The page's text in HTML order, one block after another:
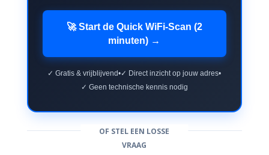
🚀 Start de Quick WiFi-Scan (2
minuten) →
✓ Gratis & vrijblijvend•✓ Direct inzicht op jouw adres•
✓ Geen technische kennis nodig
OF STEL EEN LOSSE
VRAAG